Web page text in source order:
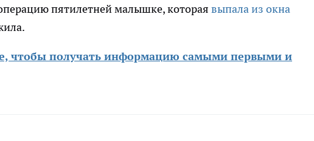
пятилетней малышке, которая выпала из окна
чтобы получать информацию самыми первыми и